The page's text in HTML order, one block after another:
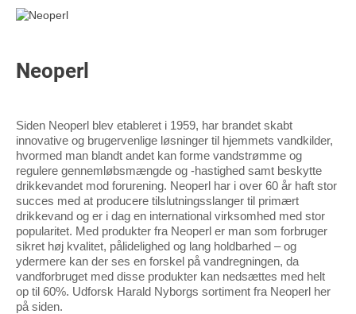
Neoperl
Siden Neoperl blev etableret i 1959, har brandet skabt
innovative og brugervenlige løsninger til hjemmets vandkilder,
hvormed man blandt andet kan forme vandstrømme og
regulere gennemløbsmængde og -hastighed samt beskytte
drikkevandet mod forurening. Neoperl har i over 60 år haft stor
succes med at producere tilslutningsslanger til primært
drikkevand og er i dag en international virksomhed med stor
popularitet. Med produkter fra Neoperl er man som forbruger
sikret høj kvalitet, pålidelighed og lang holdbarhed – og
ydermere kan der ses en forskel på vandregningen, da
vandforbruget med disse produkter kan nedsættes med helt
op til 60%. Udforsk Harald Nyborgs sortiment fra Neoperl her
på siden.